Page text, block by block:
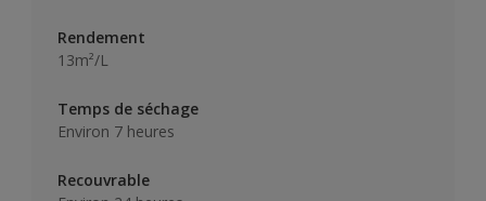
Rendement
13m²/L
Temps de séchage
Environ 7 heures
Recouvrable